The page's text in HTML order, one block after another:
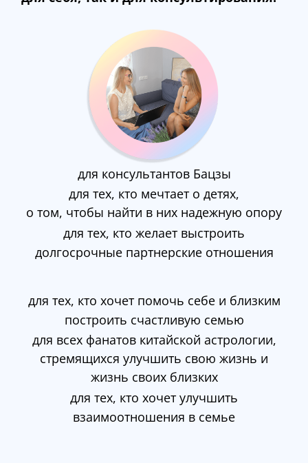
для консультантов Бацзы
для тех, кто мечтает о детях,
о том, чтобы найти в них надежную опору
для тех, кто желает выстроить
долгосрочные партнерские отношения
для тех, кто хочет помочь себе и близким
построить счастливую семью
для всех фанатов китайской астрологии,
стремящихся улучшить свою жизнь и
жизнь своих близких
для тех, кто хочет улучшить
взаимоотношения в семье